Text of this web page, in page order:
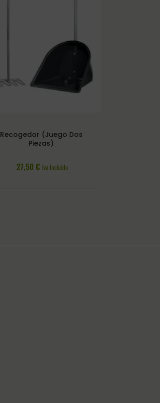
Recogedor (juego Dos
Piezas)
27,50 € Iva Incluido